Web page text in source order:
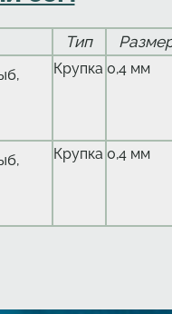
Тип
Крупка 0,4 мм
Крупка 0,4 мм